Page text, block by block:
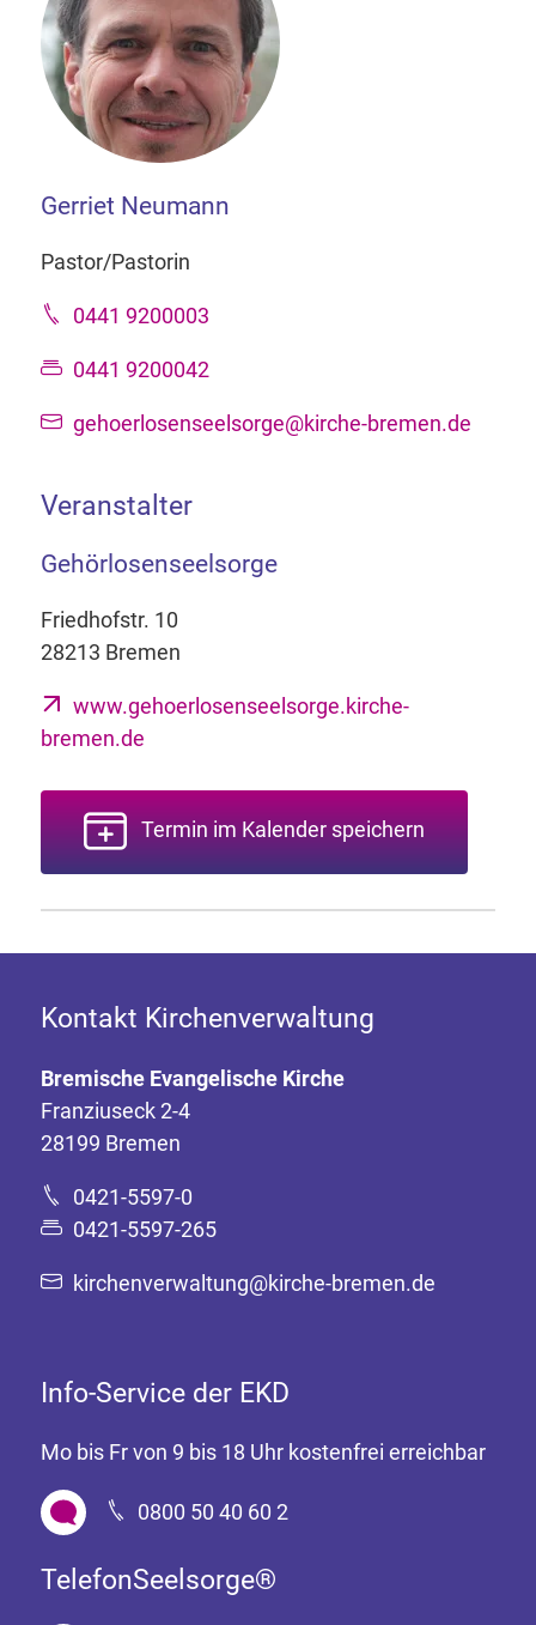
Gerriet Neumann
Pastor/Pastorin
0441 9200003
0441 9200042
gehoerlosenseelsorge@kirche-bremen.de
Veranstalter
Gehörlosenseelsorge
Friedhofstr. 10
28213 Bremen
www.gehoerlosenseelsorge.kirche-
bremen.de
Termin im Kalender speichern
Kontakt Kirchenverwaltung
Bremische Evangelische Kirche
Franziuseck 2-4
28199 Bremen
0421-5597-0
0421-5597-265
kirchenverwaltung@kirche-bremen.de
Info-Service der EKD
Mo bis Fr von 9 bis 18 Uhr kostenfrei erreichbar
0800 50 40 60 2
TelefonSeelsorge®